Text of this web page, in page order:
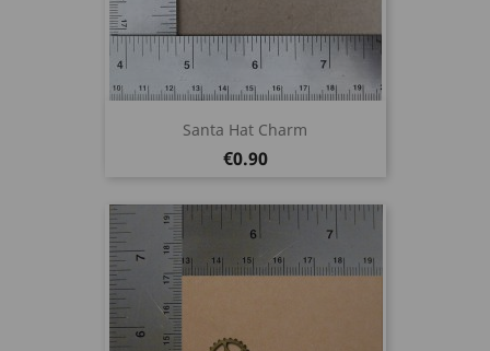
Santa Hat Charm
Price
€0.90